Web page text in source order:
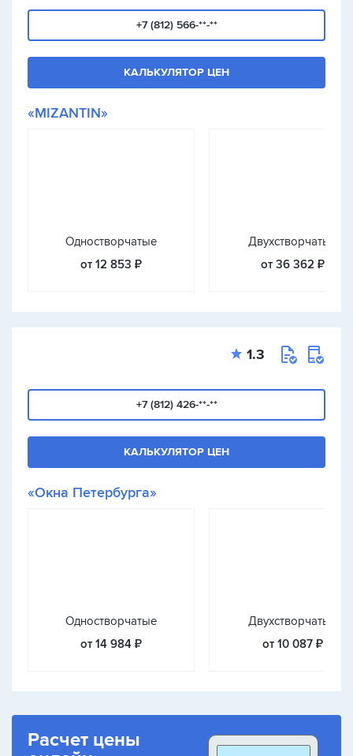
+7 (812) 566-**-**
КАЛЬКУЛЯТОР ЦЕН
«MIZANTIN»
Одностворчатые
от 12 853 ₽
Двухстворчатые
от 36 362 ₽
1.3
+7 (812) 426-**-**
КАЛЬКУЛЯТОР ЦЕН
«Окна Петербурга»
Одностворчатые
от 14 984 ₽
Двухстворчатые
от 10 087 ₽
Расчет цены